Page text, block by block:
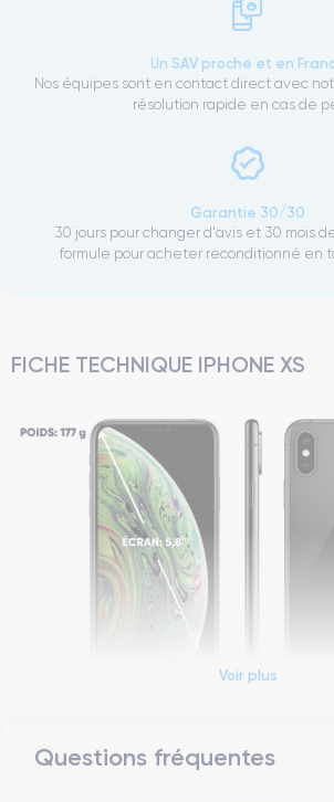
Un SAV proche et en
Nos équipes sont en contact direct avec
résolution rapide en cas de
Garantie 30/30
30 jours pour changer d'avis et 30 mois
formule pour acheter reconditionné en
FICHE TECHNIQUE IPHONE XS
Dimensions et poids iPhone
Voir plus
Questions fréquentes